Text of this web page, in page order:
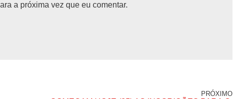
a próxima vez que eu comentar.
PRÓXIMO